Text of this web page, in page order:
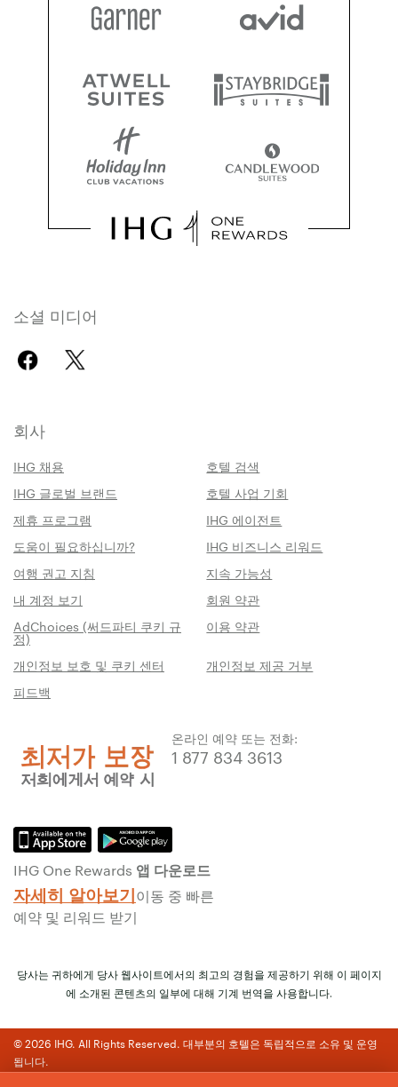
소셜 미디어
회사
IHG 채용
호텔 검색
IHG 글로벌 브랜드
호텔 사업 기회
제휴 프로그램
IHG 에이전트
도움이 필요하십니까?
IHG 비즈니스 리워드
여행 권고 지침
지속 가능성
내 계정 보기
회원 약관
AdChoices (써드파티 쿠키 규
정)
이용 약관
개인정보 보호 및 쿠키 센터
개인정보 제공 거부
피드백
온라인 예약 또는 전화:
1 877 834 3613
IHG One Rewards 앱 다운로드
자세히 알아보기이동 중 빠른
예약 및 리워드 받기
당사는 귀하에게 당사 웹사이트에서의 최고의 경험을 제공하기 위해 이 페이지
에 소개된 콘텐츠의 일부에 대해 기계 번역을 사용합니다.
© 2026 IHG. All Rights Reserved. 대부분의 호텔은 독립적으로 소유 및 운영
됩니다.